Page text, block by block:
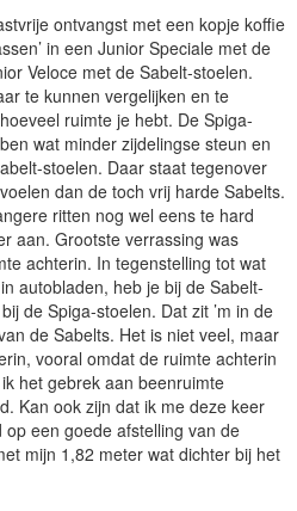
ontvangst met een kopje koffie
in een Junior Speciale met de
Veloce met de Sabelt-stoelen.
te kunnen vergelijken en te
ruimte je hebt. De Spiga-
wat minder zijdelingse steun en
stoelen. Daar staat tegenover
dan de toch vrij harde Sabelts.
ritten nog wel eens te hard
aan. Grootste verrassing was
achterin. In tegenstelling tot wat
autobladen, heb je bij de Sabelt-
de Spiga-stoelen. Dat zit ’m in de
de Sabelts. Het is niet veel, maar
vooral omdat de ruimte achterin
het gebrek aan beenruimte
Kan ook zijn dat ik me deze keer
een goede afstelling van de
mijn 1,82 meter wat dichter bij het